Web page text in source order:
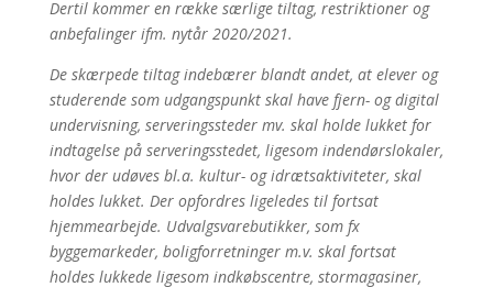
Dertil kommer en række særlige tiltag, restriktioner og
anbefalinger ifm. nytår 2020/2021.
De skærpede tiltag indebærer blandt andet, at elever og
studerende som udgangspunkt skal have fjern- og digital
undervisning, serveringssteder mv. skal holde lukket for
indtagelse på serveringsstedet, ligesom indendørslokaler,
hvor der udøves bl.a. kultur- og idrætsaktiviteter, skal
holdes lukket. Der opfordres ligeledes til fortsat
hjemmearbejde. Udvalgsvarebutikker, som fx
byggemarkeder, boligforretninger m.v. skal fortsat
holdes lukkede ligesom indkøbscentre, stormagasiner,